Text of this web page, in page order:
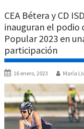
CEA Bétera y CD
inauguran el podio
Popular 2023 en
participación
16 enero, 2023 María